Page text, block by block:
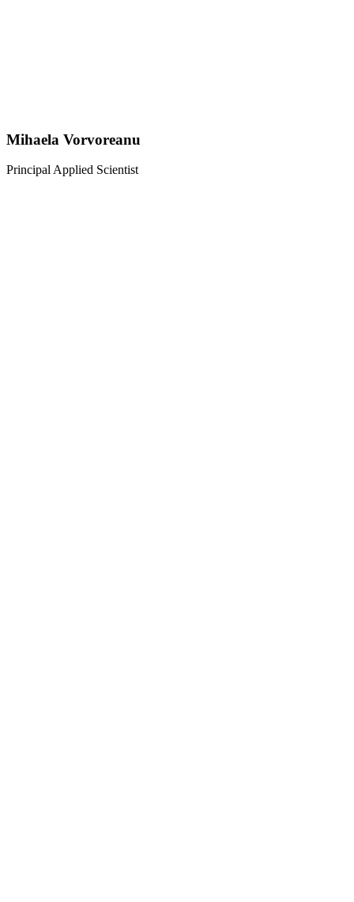
Mihaela Vorvoreanu
Principal Applied Scientist